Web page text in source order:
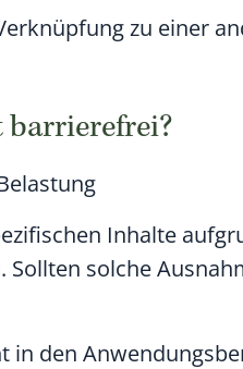
zu einer
barrierefrei?
Inhalte
Sollten solche
in den